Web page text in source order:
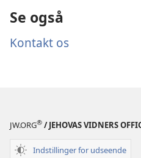
Se også
Kontakt os
JW.ORG® / JEHOVAS VIDNERS
Indstillinger for udseende